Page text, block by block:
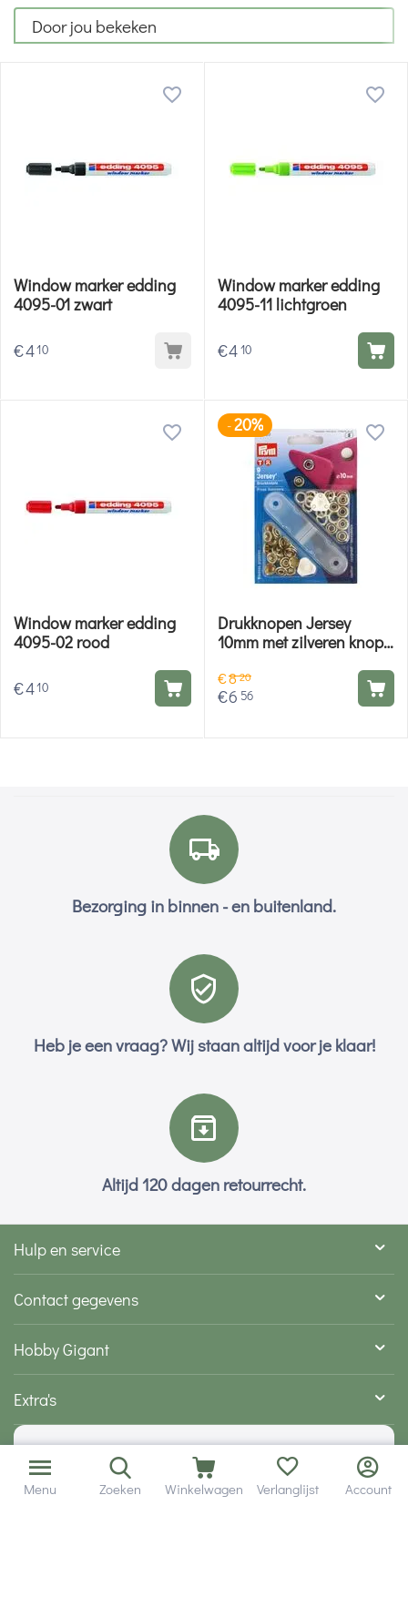
Door jou bekeken
Window marker edding
4095-01 zwart
€410
Window marker edding
4095-11 lichtgroen
€410
Window marker edding
4095-02 rood
€410
-20%
Drukknopen Jersey
10mm met zilveren knop -
€820
€6 56
Bezorging in binnen - en buitenland.
Heb je een vraag? Wij staan altijd voor je klaar!
Altijd 120 dagen retourrecht.
Hulp en service
Contact gegevens
Hobby Gigant
Extra's
Wij zijn bereikbaar via
Menu Zoeken Winkelwagen Verlanglijst Account